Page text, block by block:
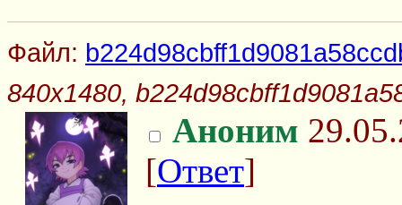
Файл:
840x1480,
Аноним
[Ответ]